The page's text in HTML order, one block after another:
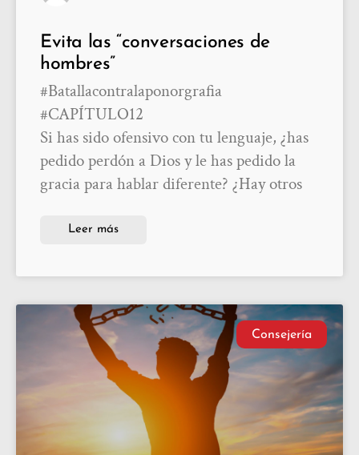
Evita las “conversaciones de
hombres”
#Batallacontralaponorgrafia
#CAPÍTULO12
Si has sido ofensivo con tu lenguaje, ¿has
pedido perdón a Dios y le has pedido la
gracia para hablar diferente? ¿Hay otros
Leer más
Consejería